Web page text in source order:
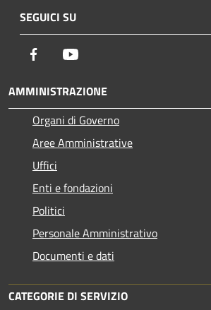
SEGUICI SU
Facebook
AMMINISTRAZIONE
Organi di Governo
Aree Amministrative
Uffici
Enti e fondazioni
Politici
Personale Amministrativo
Documenti e dati
CATEGORIE DI SERVIZIO